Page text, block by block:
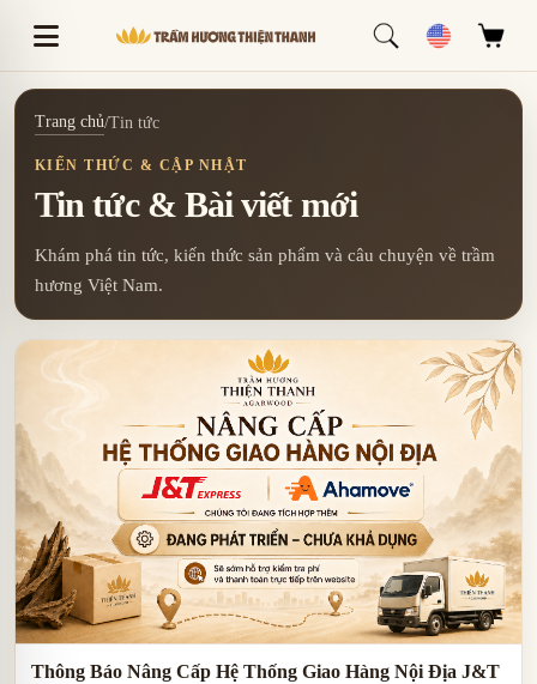
Trang chủ/Tin tức
KIẾN THỨC & CẬP NHẬT
Tin tức & Bài viết mới
Khám phá tin tức, kiến thức sản phẩm và câu chuyện về trầm
hương Việt Nam.
Thông Báo Nâng Cấp Hệ Thống Giao Hàng Nội Địa J&T